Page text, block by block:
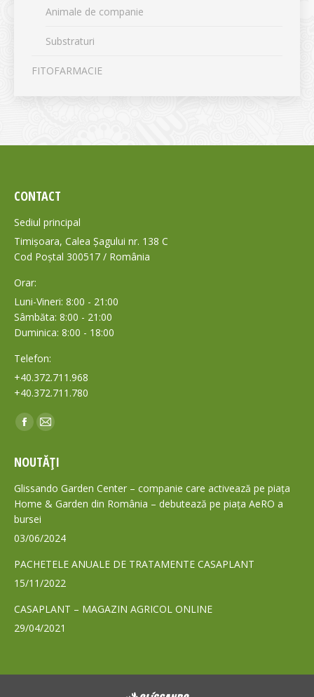
Animale de companie
Substraturi
FITOFARMACIE
CONTACT
Sediul principal
Timișoara, Calea Șagului nr. 138 C
Cod Poștal 300517 / România
Orar:
Luni-Vineri: 8:00 - 21:00
Sâmbăta: 8:00 - 21:00
Duminica: 8:00 - 18:00
Telefon:
+40.372.711.968
+40.372.711.780
Find us on:
Facebook
opens
in
new
window
Mail
opens
in
new
NOUTĂȚI
Glissando Garden Center – companie care activează pe piața
Home & Garden din România – debutează pe piața AeRO a
bursei
03/06/2024
PACHETELE ANUALE DE TRATAMENTE CASAPLANT
15/11/2022
CASAPLANT – MAGAZIN AGRICOL ONLINE
29/04/2021